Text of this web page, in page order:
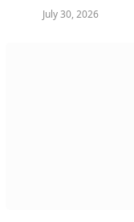
July 30, 2026